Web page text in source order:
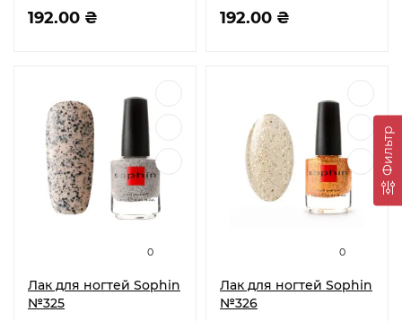
Фильтр
192.00 ₴ 192.00 ₴
0
Лак для ногтей Sophin
№325
0
Лак для ногтей Sophin
№326